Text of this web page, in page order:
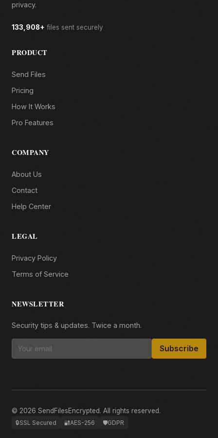
privacy.
133,908+ files sent securely
PRODUCT
Send Files
Pricing
How It Works
Pro Features
COMPANY
About Us
Contact
Help Center
LEGAL
Privacy Policy
Terms of Service
NEWSLETTER
Security tips & updates. Twice a month.
Subscribe
© 2026 SendFilesEncrypted. All rights reserved.
🔒SSL Secured 🔐AES-256 🛡️GDPR